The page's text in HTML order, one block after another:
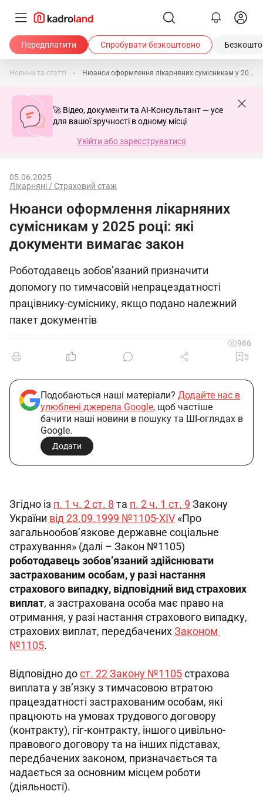
Передплатити Спробувати безкоштовно
Новини та статті Нюанси оформлення лікарняних сумісникам у 2025 році: які документи вимагає закон
🚀 Відео, документи та AI-Консультант — усе
для вашої зручності в одному місці
Увійти або зареєструватися
Лікарняні / Страховий стаж
05.06.2025
Нюанси оформлення лікарняних
сумісникам у 2025 році: які
документи вимагає закон
Роботодавець зобов’язаний призначити
допомогу по тимчасовій непрацездатності
працівнику-суміснику, якщо подано належний
пакет документів
966
5
Подобаються наші матеріали? Додайте нас в
улюблені джерела Google, щоб частіше
бачити наші новини в пошуку та ШІ-оглядах в
Google.
Додати
Згідно із п. 1 ч. 2 ст. 8 та п. 2 ч. 1 ст. 9 Закону
України від 23.09.1999 №1105-XIV «Про
загальнообов’язкове державне соціальне
страхування» (далі – Закон №1105)
роботодавець зобов’язаний здійснювати
застрахованим особам, у разі настання
страхового випадку, відповідний вид страхових
виплат, а застрахована особа має право на
отримання, у разі настання страхового випадку,
страхових виплат, передбачених Законом
№1105.
Відповідно до ст. 22 Закону №1105 страхова
виплата у зв’язку з тимчасовою втратою
працездатності застрахованим особам, які
працюють на умовах трудового договору
(контракту), гіг-контракту, іншого цивільно-
правового договору та на інших підставах,
передбачених законом, призначається та
надається за основним місцем роботи
(діяльності).